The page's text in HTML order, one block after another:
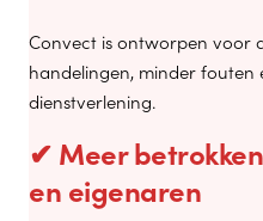
Convect is ontworpen voor
handelingen, minder fouten
dienstverlening.
✔ Meer
en eigenaren